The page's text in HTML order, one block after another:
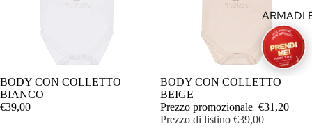
FELPE
ARMADI
BOX
COMÒ
BODY CON COLLETTO
BIANCO
€39,00
IN OFFERTA
BODY CON COLLETTO
BEIGE
Prezzo promozionale €31,20
Prezzo di listino€39,00